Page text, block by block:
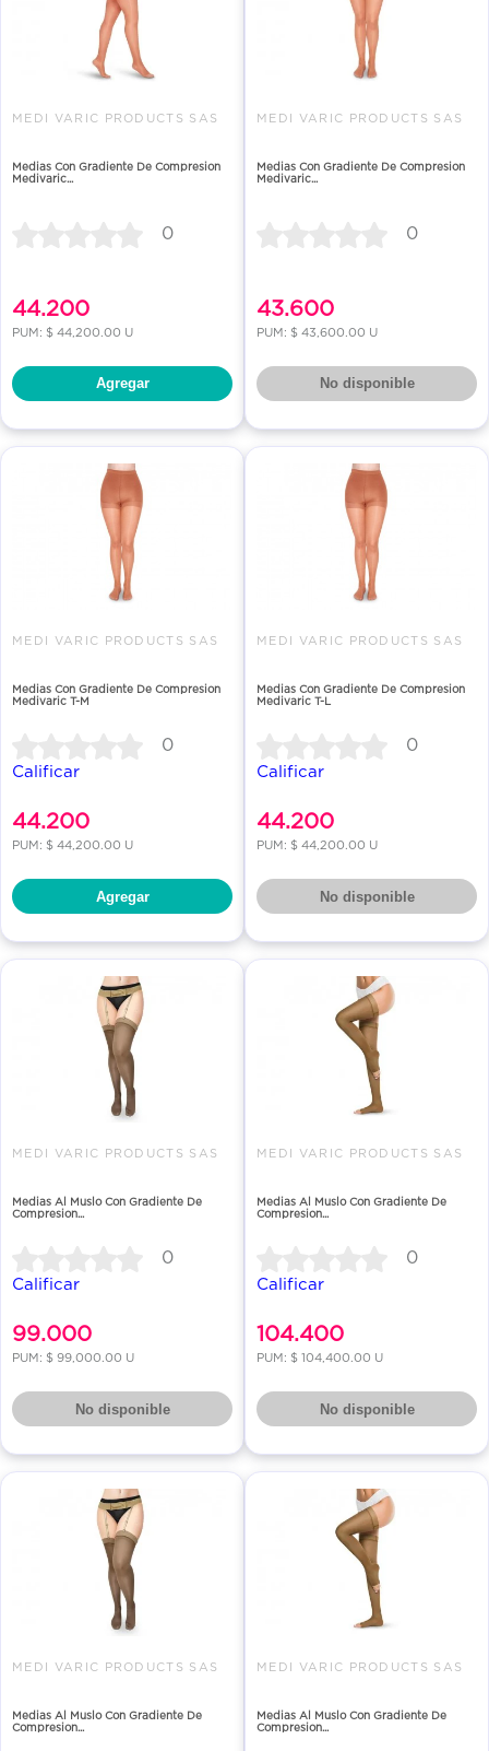
MEDI VARIC PRODUCTS SAS
Medias Con Gradiente De Compresion
Medivaric...
0
44.200
PUM: $ 44,200.00 U
Agregar
MEDI VARIC PRODUCTS SAS
Medias Con Gradiente De Compresion
Medivaric...
0
43.600
PUM: $ 43,600.00 U
No disponible
MEDI VARIC PRODUCTS SAS
Medias Con Gradiente De Compresion
Medivaric T-M
0
Calificar
44.200
PUM: $ 44,200.00 U
Agregar
MEDI VARIC PRODUCTS SAS
Medias Con Gradiente De Compresion
Medivaric T-L
0
Calificar
44.200
PUM: $ 44,200.00 U
No disponible
MEDI VARIC PRODUCTS SAS
Medias Al Muslo Con Gradiente De
Compresion...
0
Calificar
99.000
PUM: $ 99,000.00 U
No disponible
MEDI VARIC PRODUCTS SAS
Medias Al Muslo Con Gradiente De
Compresion...
0
Calificar
104.400
PUM: $ 104,400.00 U
No disponible
MEDI VARIC PRODUCTS SAS
Medias Al Muslo Con Gradiente De
Compresion...
MEDI VARIC PRODUCTS SAS
Medias Al Muslo Con Gradiente De
Compresion...